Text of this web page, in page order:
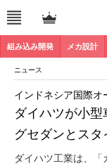
組み込み開発 メカ設計
ニュース
ダイハツが小
グセダンとス
インドネシア国際オ
ダイハツ工業は、